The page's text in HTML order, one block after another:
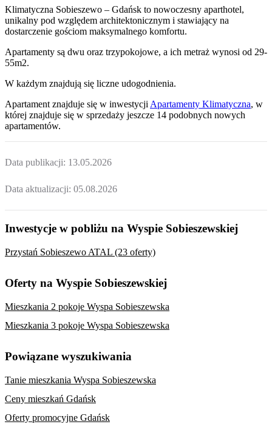
Klimatyczna Sobieszewo – Gdańsk to nowoczesny aparthotel,
unikalny pod względem architektonicznym i stawiający na
dostarczenie gościom maksymalnego komfortu.
Apartamenty są dwu oraz trzypokojowe, a ich metraż wynosi od 29-
55m2.
W każdym znajdują się liczne udogodnienia.
Apartament znajduje się w inwestycji Apartamenty Klimatyczna, w
której znajduje się w sprzedaży jeszcze 14 podobnych nowych
apartamentów.
Data publikacji: 13.05.2026
Data aktualizacji: 05.08.2026
Inwestycje w pobliżu na Wyspie Sobieszewskiej
Przystań Sobieszewo ATAL (23 oferty)
Oferty na Wyspie Sobieszewskiej
Mieszkania 2 pokoje Wyspa Sobieszewska
Mieszkania 3 pokoje Wyspa Sobieszewska
Powiązane wyszukiwania
Tanie mieszkania Wyspa Sobieszewska
Ceny mieszkań Gdańsk
Oferty promocyjne Gdańsk